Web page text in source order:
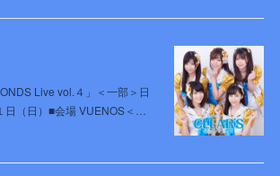
Live vol.４」＜一部＞日
日（日）■会場 VUENOS＜…